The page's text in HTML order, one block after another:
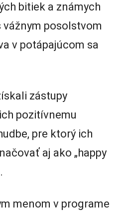
bitiek a známych
vážnym posolstvom
v potápajúcom sa
zástupy
pozitívnemu
pre ktorý ich
aj ako „happy
menom v programe